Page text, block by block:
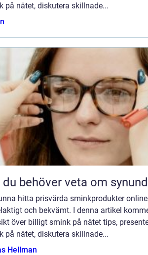
på nätet, diskutera skillnade...
behöver veta om
hitta prisvärda sminkprodukter
och bekvämt. I denna artikel
över billigt smink på nätet tips,
på nätet, diskutera skillnade...
Hellman